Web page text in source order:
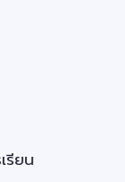
รียน